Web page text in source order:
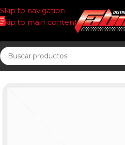
Skip to navigation
Skip to main content
Inicio PASTILLAS DE FRENO